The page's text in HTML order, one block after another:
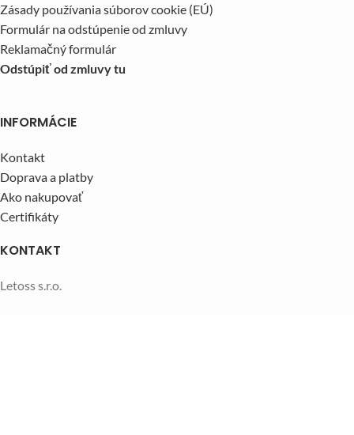
Zásady používania súborov cookie (EÚ)
Formulár na odstúpenie od zmluvy
Reklamačný formulár
Odstúpiť od zmluvy tu
INFORMÁCIE
Kontakt
Doprava a platby
Ako nakupovať
Certifikáty
KONTAKT
Letoss s.r.o.